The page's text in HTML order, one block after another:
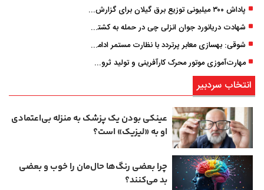
پاداش ۳۰۰ میلیونی توزیع برق گیلان برای گزارش ماینرهای غیرمجاز
شهادت دریانورد جوان انزلی چی در حمله به کشتی تجاری در دریای کاسپین
شوقی: بهسازی معابر پرتردد با نظارت مستمر ادامه دارد
مهارت‌آموزی موتور محرک کارآفرینی و تولید ثروت است
انتخاب سردبیر
عینکی‌ بودن یک پزشک به منزله بی‌اعتمادی
او به «لیزیک» است؟
چرا بعضی رنگ‌ها حال‌مان را خوب و بعضی
بد می‌کنند؟